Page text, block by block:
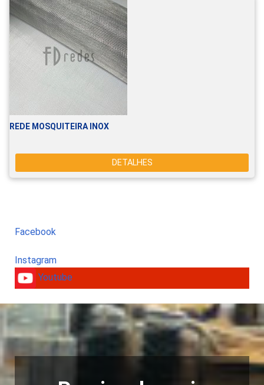
REDE MOSQUITEIRA INOX
DETALHES
Facebook
Instagram
Youtube